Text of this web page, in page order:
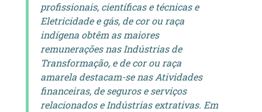
profissionais, científicas e técnicas e
Eletricidade e gás, de cor ou raça
indígena obtêm as maiores
remunerações nas Indústrias de
Transformação, e de cor ou raça
amarela destacam-se nas Atividades
financeiras, de seguros e serviços
relacionados e Indústrias extrativas. Em